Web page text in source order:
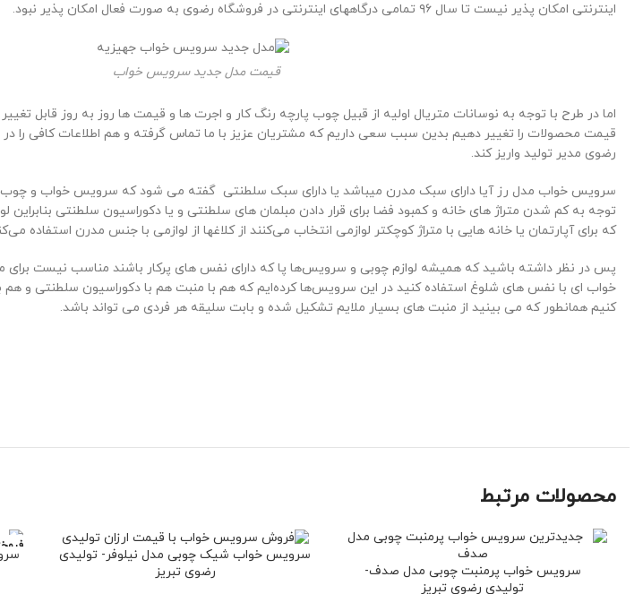
اینترنتی امکان پذیر نیست تا سال ۹۶ تمامی درگاههای اینترنتی در فروشگاه رضوی به صورت فعال امکان پذیر نبود.
قیمت مدل جدید سرویس خواب
اما در طرح با توجه به نوسانات متریال اولیه از قبیل چوب پارچه رنگ کار و اجرت ها و قیمت ها روز به روز قابل
قیمت محصولات را تغییر دهیم بدین سبب سعی داریم که مشتریان عزیز با ما تماس گرفته و هم اطلاعات کافی
رضوی مدیر تولید واریز کند.
سرویس خواب مدل رز آیا دارای سبک مدرن میباشد یا دارای سبک سلطنتی گفته می شود که سرویس خواب و چوب
توجه به کم شدن متراژ های خانه و کمبود فضا برای قرار دادن مبلمان های سلطنتی و یا دکوراسیون سلطنتی
که برای آپارتمان یا خانه هایی با متراژ کوچکتر لوازمی انتخاب می‌کنند از کلاغها از لوازمی با جنس مدرن استفاده
پس در نظر داشته باشید که همیشه لوازم چوبی و سرویس‌ها پا که دارای نفس های پرکار باشند مناسب نیست برای
خواب ای با نفس های شلوغ استفاده کنید در این سرویس‌ها کرده‌ایم که هم با منبت هم با دکوراسیون سلطنتی و هم
کنیم همانطور که می بینید از منبت های بسیار ملایم تشکیل شده و بابت سلیقه هر فردی می تواند باشد.
محصولات مرتبط
سرویس خواب پرمنبت چوبی مدل صدف-
تولیدی رضوی تبریز
سرویس خواب شیک چوبی مدل نیلوفر- تولیدی
رضوی تبریز